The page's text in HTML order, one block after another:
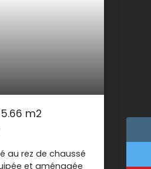
m2
au rez de chaussé
et aménagée